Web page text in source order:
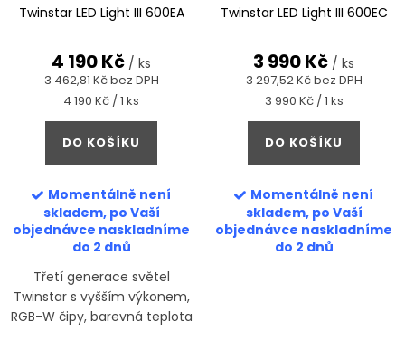
Twinstar LED Light III 600EA
3 462,81 Kč bez DPH
4 190 Kč / ks
Měrná
cena:
4 190 Kč / 1 ks
DO KOŠÍKU
Momentálně není
skladem, po Vaší
objednávce naskladníme
do 2 dnů
Třetí generace světel
Twinstar s vyšším výkonem,
RGB-W čipy, barevná teplota
Twinstar LED Light III 600EC
3 297,52 Kč bez DPH
3 990 Kč / ks
Měrná
cena:
3 990 Kč / 1 ks
DO KOŠÍKU
Momentálně není
skladem, po Vaší
objednávce naskladníme
do 2 dnů